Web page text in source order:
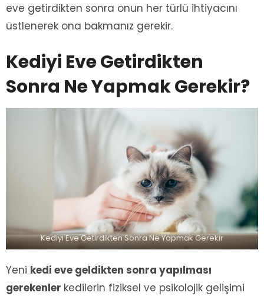
eve getirdikten sonra onun her türlü ihtiyacını
üstlenerek ona bakmanız gerekir.
Kediyi Eve Getirdikten
Sonra Ne Yapmak Gerekir?
Kediyi Eve Getirdikten Sonra Ne Yapmak Gerekir
Yeni kedi eve geldikten sonra yapılması
gerekenler kedilerin fiziksel ve psikolojik gelişimi